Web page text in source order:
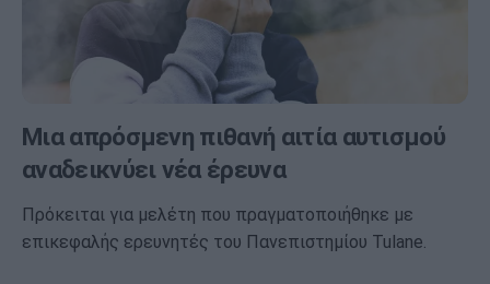
Μια απρόσμενη πιθανή αιτία αυτισμού
αναδεικνύει νέα έρευνα
Πρόκειται για μελέτη που πραγματοποιήθηκε με
επικεφαλής ερευνητές του Πανεπιστημίου Tulane.